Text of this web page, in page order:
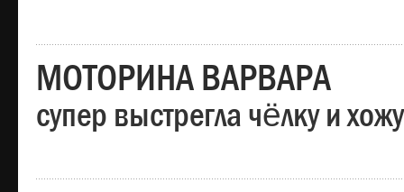
МОТОРИНА ВАРВАРА
супер выстрегла чёлку и